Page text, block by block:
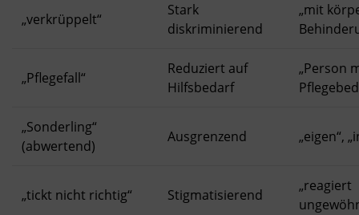
„verkrüppelt“
Stark
diskriminierend
„mit
„Pflegefall“
Reduziert auf
Hilfsbedarf
„Person
„Sonderling“
(abwertend)
Ausgrenzend „eigen“,
„tickt nicht richtig“ Stigmatisierend
„reagiert